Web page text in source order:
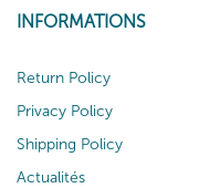
INFORMATIONS
Return Policy
Privacy Policy
Shipping Policy
Actualités